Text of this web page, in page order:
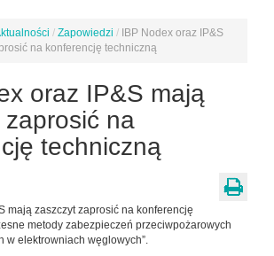
/ Zapowiedzi / IBP Nodex oraz IP&S
na konferencję techniczną
oraz IP&S mają
na
techniczną
mają zaszczyt zaprosić na konferencję
metody zabezpieczeń przeciwpożarowych
w elektrowniach węglowych”.